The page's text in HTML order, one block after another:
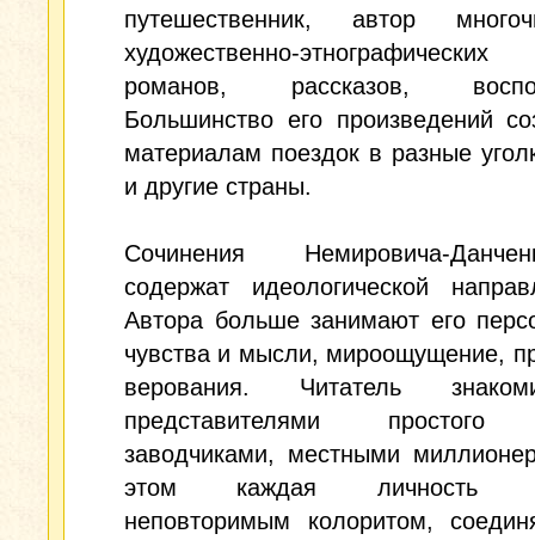
путешественник, автор
художественно-этнографических
романов, рассказов,
Большинство его произведений
материалам поездок в разные
и другие страны.
Сочинения Немировича-
содержат идеологической
Автора больше занимают его
чувства и мысли, мироощущение,
верования. Читатель
представителями простого
заводчиками, местными
этом каждая личность
неповторимым колоритом,